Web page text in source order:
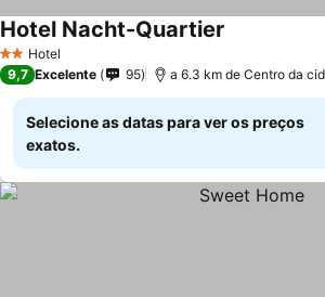
2 Estrelas
Hotel
Hotel Nacht-Quartier
9,7 Excelente 95 a 6.3 km de Centro da
Selecione as datas para ver os preços
exatos.